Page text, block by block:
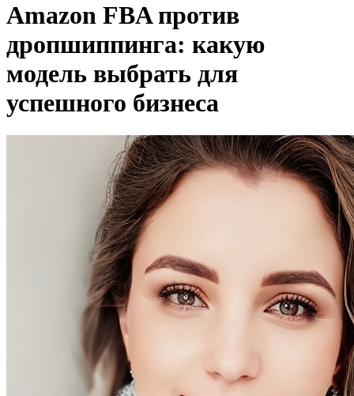
Amazon FBA против
дропшиппинга: какую
модель выбрать для
успешного бизнеса